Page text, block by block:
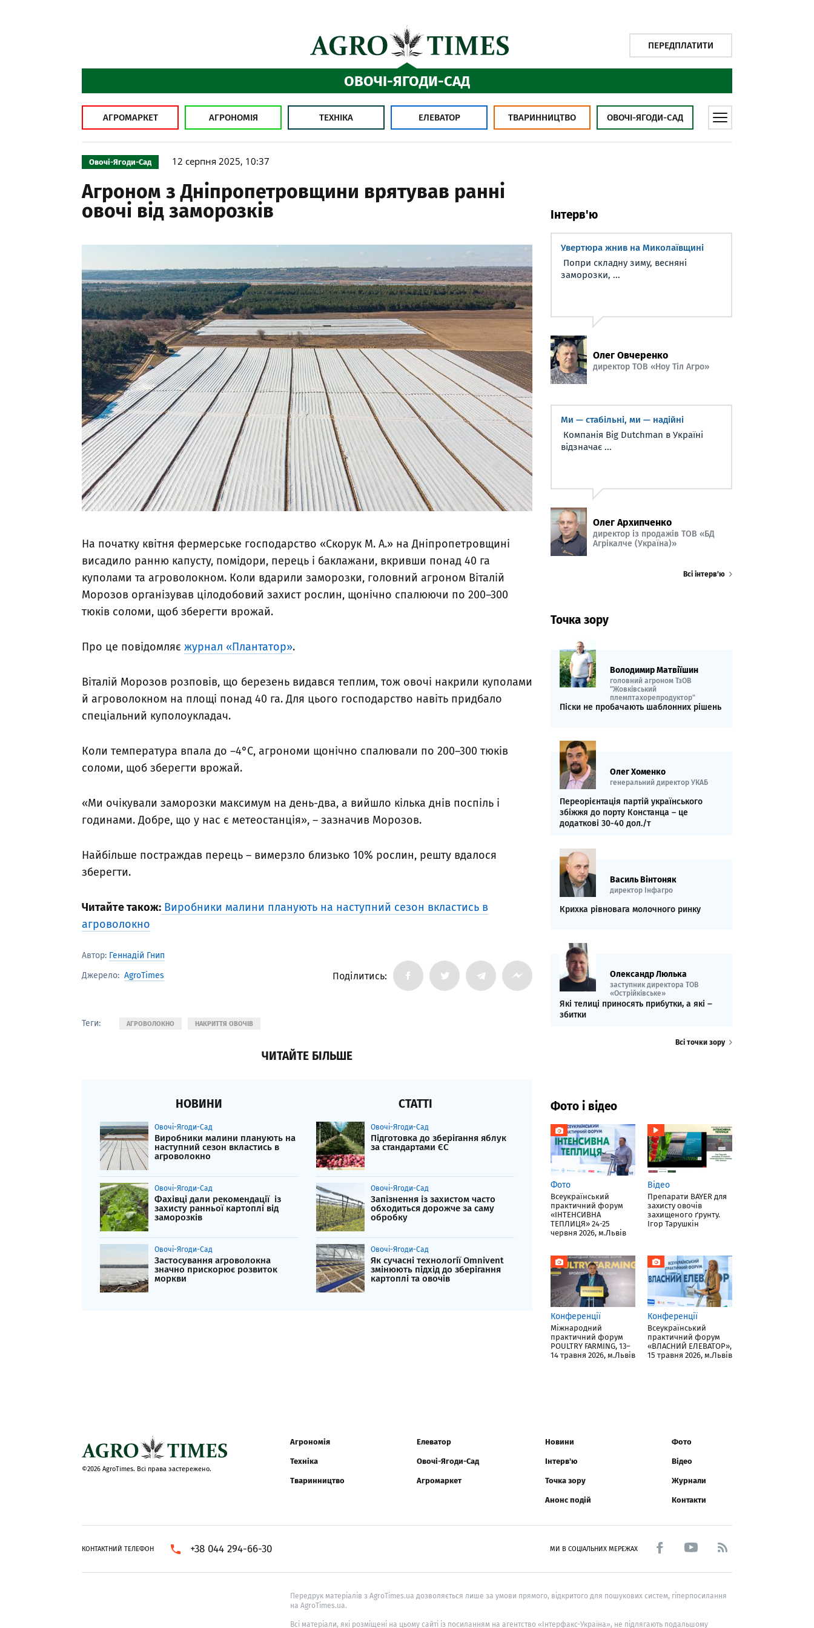
ПЕРЕДПЛАТИТИ
ОВОЧІ-ЯГОДИ-САД
АГРОМАРКЕТ АГРОНОМІЯ ТЕХНІКА ЕЛЕВАТОР ТВАРИННИЦТВО ОВОЧІ-ЯГОДИ-САД
Овочі-Ягоди-Сад 12 серпня 2025, 10:37
Агроном з Дніпропетровщини врятував ранні
овочі від заморозків
На початку квітня фермерське господарство «Скорук М. А.» на Дніпропетровщині
висадило ранню капусту, помідори, перець і баклажани, вкривши понад 40 га
куполами та агроволокном. Коли вдарили заморозки, головний агроном Віталій
Морозов організував цілодобовий захист рослин, щонічно спалюючи по 200–300
тюків соломи, щоб зберегти врожай.
Про це повідомляє журнал «Плантатор».
Віталій Морозов розповів, що березень видався теплим, тож овочі накрили куполами
й агроволокном на площі понад 40 га. Для цього господарство навіть придбало
спеціальний куполоукладач.
Коли температура впала до –4°C, агрономи щонічно спалювали по 200–300 тюків
соломи, щоб зберегти врожай.
«Ми очікували заморозки максимум на день-два, а вийшло кілька днів поспіль і
годинами. Добре, що у нас є метеостанція», – зазначив Морозов.
Найбільше постраждав перець – вимерзло близько 10% рослин, решту вдалося
зберегти.
Читайте також: Виробники малини планують на наступний сезон вкластись в
агроволокно
Автор: Геннадій Гнип
Джерело: AgroTimes Поділитись:
Теги: АГРОВОЛОКНО НАКРИТТЯ ОВОЧІВ
ЧИТАЙТЕ БІЛЬШЕ
НОВИНИ
Овочі-Ягоди-Сад
Виробники малини планують на
наступний сезон вкластись в
агроволокно
Овочі-Ягоди-Сад
Фахівці дали рекомендації із
захисту ранньої картоплі від
заморозків
Овочі-Ягоди-Сад
Застосування агроволокна
значно прискорює розвиток
моркви
СТАТТІ
Овочі-Ягоди-Сад
Підготовка до зберігання яблук
за стандартами ЄС
Овочі-Ягоди-Сад
Запізнення із захистом часто
обходиться дорожче за саму
обробку
Овочі-Ягоди-Сад
Як сучасні технології Omnivent
змінюють підхід до зберігання
картоплі та овочів
Інтерв'ю
Увертюра жнив на Миколаївщині
Попри складну зиму, весняні
заморозки, ...
Олег Овчеренко
директор ТОВ «Ноу Тіл Агро»
Ми — стабільні, ми — надійні
Компанія Big Dutchman в Україні
відзначає ...
Олег Архипченко
директор із продажів ТОВ «БД
Агрікалче (Україна)»
Всі інтерв’ю
Точка зору
Володимир Матвіїшин
головний агроном ТзОВ
"Жовківський
племптахорепродуктор"
Піски не пробачають шаблонних рішень
Олег Хоменко
генеральний директор УКАБ
Переорієнтація партій українського
збіжжя до порту Констанца – це
додаткові 30-40 дол./т
Василь Вінтоняк
директор Інфагро
Крихка рівновага молочного ринку
Олександр Люлька
заступник директора ТОВ
«Острійківське»
Які телиці приносять прибутки, а які ‒
збитки
Всі точки зору
Фото і відео
Фото
Всеукраїнський
практичний форум
«ІНТЕНСИВНА
ТЕПЛИЦЯ» 24-25
червня 2026, м.Львів
Відео
Препарати BAYER для
захисту овочів
захищеного ґрунту.
Ігор Тарушкін
Конференції
Міжнародний
практичний форум
POULTRY FARMING, 13–
14 травня 2026, м.Львів
Конференції
Всеукраїнський
практичний форум
«ВЛАСНИЙ ЕЛЕВАТОР»,
15 травня 2026, м.Львів
©2026 AgroTimes. Всі права застережено.
Агрономія
Техніка
Тваринництво
Елеватор
Овочі-Ягоди-Сад
Агромаркет
Новини
Інтерв'ю
Точка зору
Анонс подій
Фото
Відео
Журнали
Контакти
КОНТАКТНИЙ ТЕЛЕФОН +38 044 294-66-30 МИ В СОЦІАЛЬНИХ МЕРЕЖАХ
Передрук матеріалів з AgroTimes.ua дозволяється лише за умови прямого, відкритого для пошукових систем, гіперпосилання
на AgroTimes.ua.
Всі матеріали, які розміщені на цьому сайті із посиланням на агентство «Інтерфакс-Україна», не підлягають подальшому